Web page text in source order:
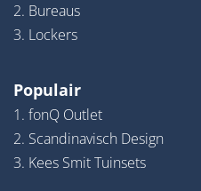
2. Bureaus
3. Lockers
Populair
1. fonQ Outlet
2. Scandinavisch Design
3. Kees Smit Tuinsets